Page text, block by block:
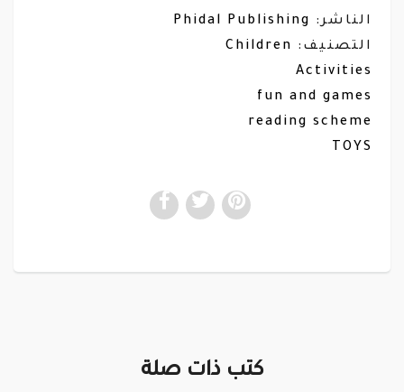
الناشر: Phidal Publishing
التصنيف: Children
Activities
fun and games
reading scheme
TOYS
كتب ذات صلة